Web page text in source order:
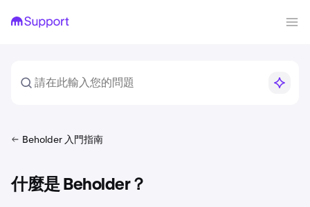
Beholder 入門指南
什麼是 Beholder？